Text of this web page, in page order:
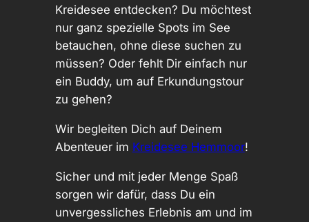
Kreidesee entdecken? Du möchtest
nur ganz spezielle Spots im See
betauchen, ohne diese suchen zu
müssen? Oder fehlt Dir einfach nur
ein Buddy, um auf Erkundungstour
zu gehen?
Wir begleiten Dich auf Deinem
Abenteuer im Kreidesee Hemmoor!
Sicher und mit jeder Menge Spaß
sorgen wir dafür, dass Du ein
unvergessliches Erlebnis am und im